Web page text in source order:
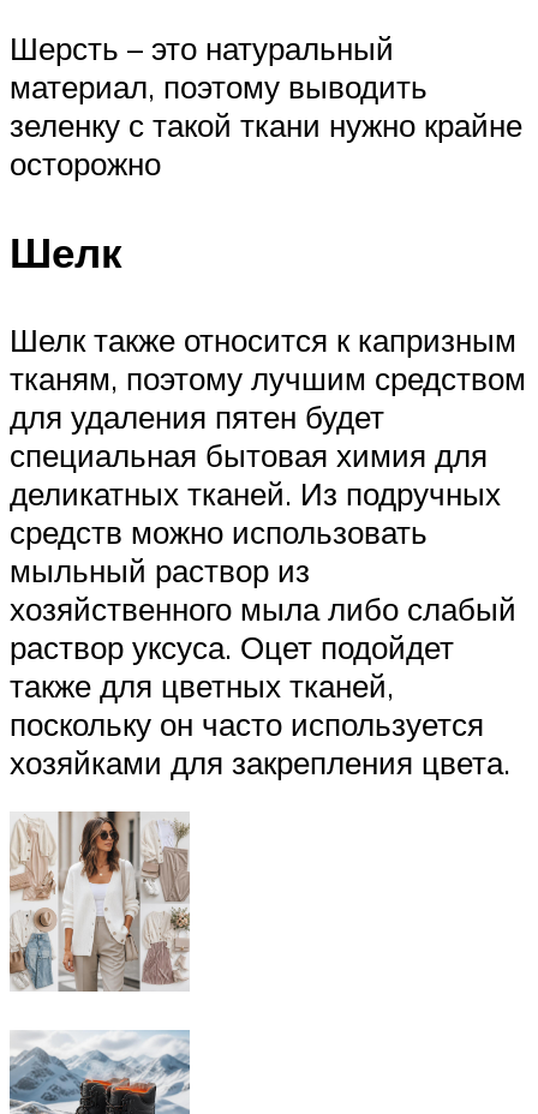
Шерсть – это натуральный
материал, поэтому выводить
зеленку с такой ткани нужно крайне
осторожно
Шелк
Шелк также относится к капризным
тканям, поэтому лучшим средством
для удаления пятен будет
специальная бытовая химия для
деликатных тканей. Из подручных
средств можно использовать
мыльный раствор из
хозяйственного мыла либо слабый
раствор уксуса. Оцет подойдет
также для цветных тканей,
поскольку он часто используется
хозяйками для закрепления цвета.